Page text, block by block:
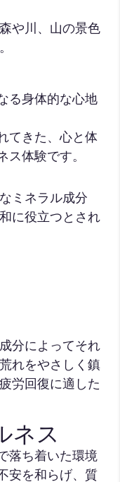
や川、山の景色
る身体的な心地
てきた、心と体
ス体験です。
ミネラル成分
に役立つとされ
分によってそれ
れをやさしく鎮
労回復に適した
ネス
落ち着いた環境
安を和らげ、質